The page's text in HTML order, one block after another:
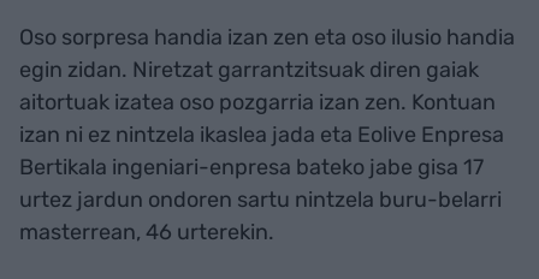
Oso sorpresa handia izan zen eta oso ilusio handia
egin zidan. Niretzat garrantzitsuak diren gaiak
aitortuak izatea oso pozgarria izan zen. Kontuan
izan ni ez nintzela ikaslea jada eta Eolive Enpresa
Bertikala ingeniari-enpresa bateko jabe gisa 17
urtez jardun ondoren sartu nintzela buru-belarri
masterrean, 46 urterekin.